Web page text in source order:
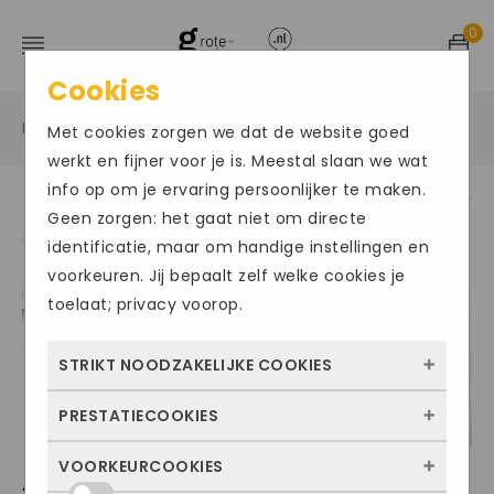
0
Home / Grote maten sportschoenen / Sneakers
ADIDAS SUPERSTAR
Cookies
Met cookies zorgen we dat de website goed
werkt en fijner voor je is. Meestal slaan we wat
info op om je ervaring persoonlijker te maken.
Geen zorgen: het gaat niet om directe
identificatie, maar om handige instellingen en
voorkeuren. Jij bepaalt zelf welke cookies je
toelaat; privacy voorop.
STRIKT NOODZAKELIJKE COOKIES
Deze cookies zorgen ervoor dat de website
kunnen niet worden uitgezet. Meestal
PRESTATIECOOKIES
Met deze cookies zien we hoe vaak onze
VOORKEURCOOKIES